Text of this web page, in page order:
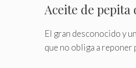
Aceite de pepita
El gran desconocido y
que no obliga a reponer